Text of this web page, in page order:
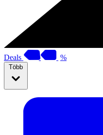
Deals %
Több